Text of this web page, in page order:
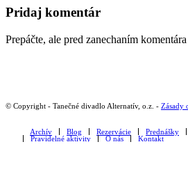
Pridaj komentár
Prepáčte, ale pred zanechaním
© Copyright - Tanečné divadlo Alternatív, o.z. - Zásady
Archív
Blog Rezervácie Prednášky
Pravidelné aktivity
O nás Kontakt